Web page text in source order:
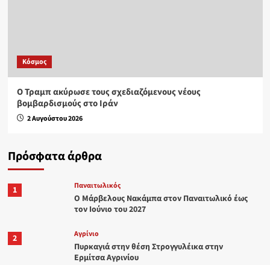
Κόσμος
Ο Τραμπ ακύρωσε τους σχεδιαζόμενους νέους
βομβαρδισμούς στο Ιράν
2 Αυγούστου 2026
Πρόσφατα άρθρα
1 Παναιτωλικός
Ο Μάρβελους Nακάμπα στον Παναιτωλικό έως
τον Ιούνιο του 2027
2 Aγρίνιο
Πυρκαγιά στην θέση Στρογγυλέικα στην
Ερμίτσα Αγρινίου